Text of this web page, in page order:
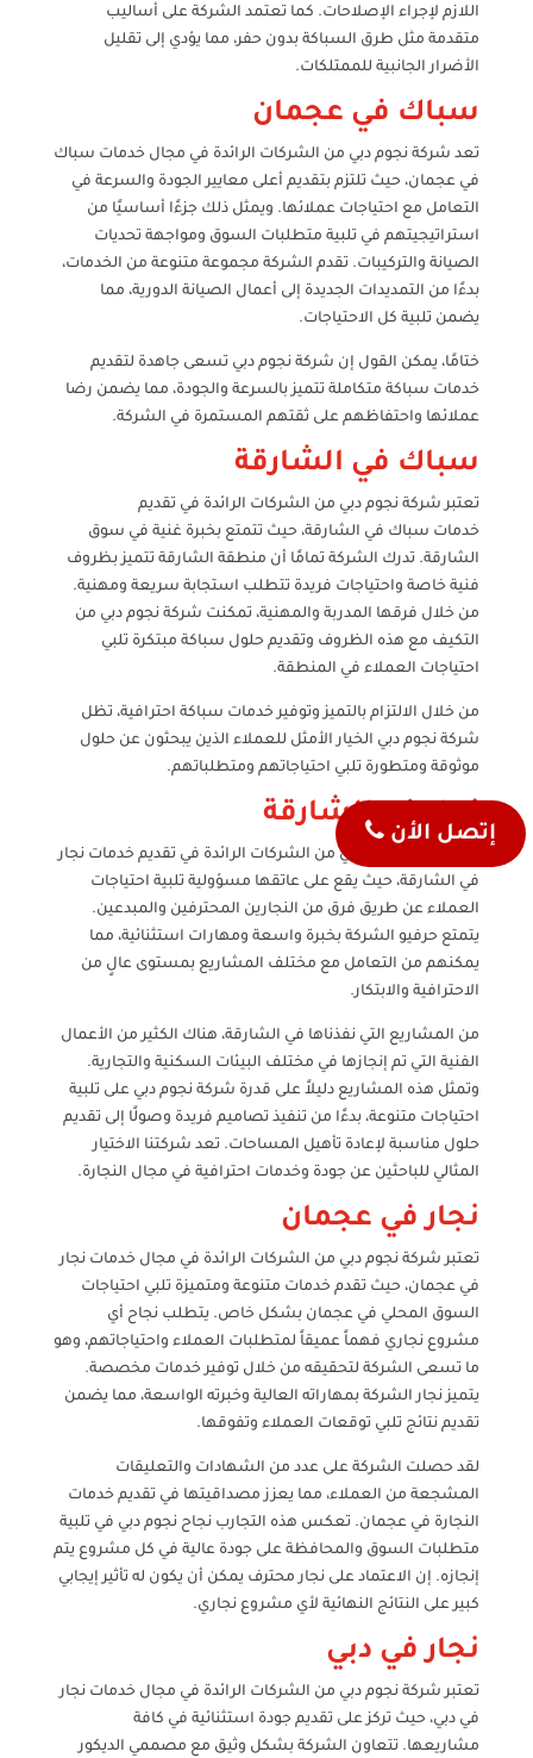
اللازم لإجراء الإصلاحات. كما تعتمد الشركة على أساليب
متقدمة مثل طرق السباكة بدون حفر، مما يؤدي إلى تقليل
الأضرار الجانبية للممتلكات.
سباك في عجمان
تعد شركة نجوم دبي من الشركات الرائدة في مجال خدمات سباك
في عجمان، حيث تلتزم بتقديم أعلى معايير الجودة والسرعة في
التعامل مع احتياجات عملائها. ويمثل ذلك جزءًا أساسيًا من
استراتيجيتهم في تلبية متطلبات السوق ومواجهة تحديات
الصيانة والتركيبات. تقدم الشركة مجموعة متنوعة من الخدمات،
بدءًا من التمديدات الجديدة إلى أعمال الصيانة الدورية، مما
يضمن تلبية كل الاحتياجات.
ختامًا، يمكن القول إن شركة نجوم دبي تسعى جاهدة لتقديم
خدمات سباكة متكاملة تتميز بالسرعة والجودة، مما يضمن رضا
عملائها واحتفاظهم على ثقتهم المستمرة في الشركة.
سباك في الشارقة
تعتبر شركة نجوم دبي من الشركات الرائدة في تقديم
خدمات سباك في الشارقة، حيث تتمتع بخبرة غنية في سوق
الشارقة. تدرك الشركة تمامًا أن منطقة الشارقة تتميز بظروف
فنية خاصة واحتياجات فريدة تتطلب استجابة سريعة ومهنية.
من خلال فرقها المدربة والمهنية، تمكنت شركة نجوم دبي من
التكيف مع هذه الظروف وتقديم حلول سباكة مبتكرة تلبي
احتياجات العملاء في المنطقة.
من خلال الالتزام بالتميز وتوفير خدمات سباكة احترافية، تظل
شركة نجوم دبي الخيار الأمثل للعملاء الذين يبحثون عن حلول
موثوقة ومتطورة تلبي احتياجاتهم ومتطلباتهم.
نجار في الشارقة
تعتبر شركة نجوم دبي من الشركات الرائدة في تقديم خدمات نجار
في الشارقة، حيث يقع على عاتقها مسؤولية تلبية احتياجات
العملاء عن طريق فرق من النجارين المحترفين والمبدعين.
يتمتع حرفيو الشركة بخبرة واسعة ومهارات استثنائية، مما
يمكنهم من التعامل مع مختلف المشاريع بمستوى عالٍ من
الاحترافية والابتكار.
من المشاريع التي نفذناها في الشارقة، هناك الكثير من الأعمال
الفنية التي تم إنجازها في مختلف البيئات السكنية والتجارية.
وتمثل هذه المشاريع دليلاً على قدرة شركة نجوم دبي على تلبية
احتياجات متنوعة، بدءًا من تنفيذ تصاميم فريدة وصولًا إلى تقديم
حلول مناسبة لإعادة تأهيل المساحات. تعد شركتنا الاختيار
المثالي للباحثين عن جودة وخدمات احترافية في مجال النجارة.
نجار في عجمان
تعتبر شركة نجوم دبي من الشركات الرائدة في مجال خدمات نجار
في عجمان، حيث تقدم خدمات متنوعة ومتميزة تلبي احتياجات
السوق المحلي في عجمان بشكل خاص. يتطلب نجاح أي
مشروع نجاري فهماً عميقاً لمتطلبات العملاء واحتياجاتهم، وهو
ما تسعى الشركة لتحقيقه من خلال توفير خدمات مخصصة.
يتميز نجار الشركة بمهاراته العالية وخبرته الواسعة، مما يضمن
تقديم نتائج تلبي توقعات العملاء وتفوقها.
لقد حصلت الشركة على عدد من الشهادات والتعليقات
المشجعة من العملاء، مما يعزز مصداقيتها في تقديم خدمات
النجارة في عجمان. تعكس هذه التجارب نجاح نجوم دبي في تلبية
متطلبات السوق والمحافظة على جودة عالية في كل مشروع يتم
إنجازه. إن الاعتماد على نجار محترف يمكن أن يكون له تأثير إيجابي
كبير على النتائج النهائية لأي مشروع نجاري.
نجار في دبي
تعتبر شركة نجوم دبي من الشركات الرائدة في مجال خدمات نجار
في دبي، حيث تركز على تقديم جودة استثنائية في كافة
مشاريعها. تتعاون الشركة بشكل وثيق مع مصممي الديكور
إتصل الأن